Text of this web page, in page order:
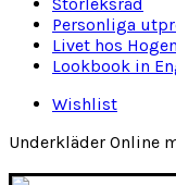
Personliga
Livet hos
Lookbook in
Wishlist
Underkläder Online